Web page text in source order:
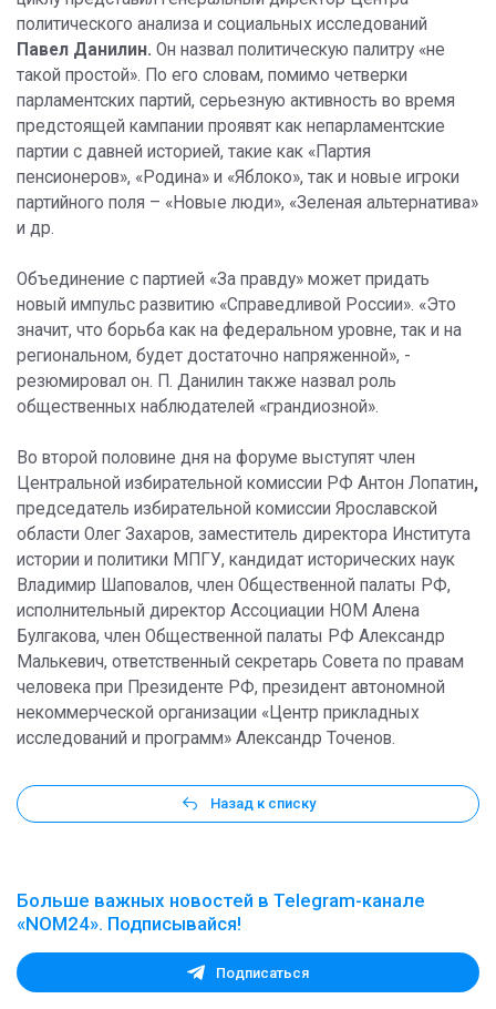
политического анализа и социальных исследований
Павел Данилин. Он назвал политическую палитру «не
такой простой». По его словам, помимо четверки
парламентских партий, серьезную активность во время
предстоящей кампании проявят как непарламентские
партии с давней историей, такие как «Партия
пенсионеров», «Родина» и «Яблоко», так и новые игроки
партийного поля – «Новые люди», «Зеленая альтернатива»
и др.
Объединение с партией «За правду» может придать
новый импульс развитию «Справедливой России». «Это
значит, что борьба как на федеральном уровне, так и на
региональном, будет достаточно напряженной», -
резюмировал он. П. Данилин также назвал роль
общественных наблюдателей «грандиозной».
Во второй половине дня на форуме выступят член
Центральной избирательной комиссии РФ Антон Лопатин,
председатель избирательной комиссии Ярославской
области Олег Захаров, заместитель директора Института
истории и политики МПГУ, кандидат исторических наук
Владимир Шаповалов, член Общественной палаты РФ,
исполнительный директор Ассоциации НОМ Алена
Булгакова, член Общественной палаты РФ Александр
Малькевич, ответственный секретарь Совета по правам
человека при Президенте РФ, президент автономной
некоммерческой организации «Центр прикладных
исследований и программ» Александр Точенов.
Назад к списку
Больше важных новостей в Telegram-канале
«NOM24». Подписывайся!
Подписаться